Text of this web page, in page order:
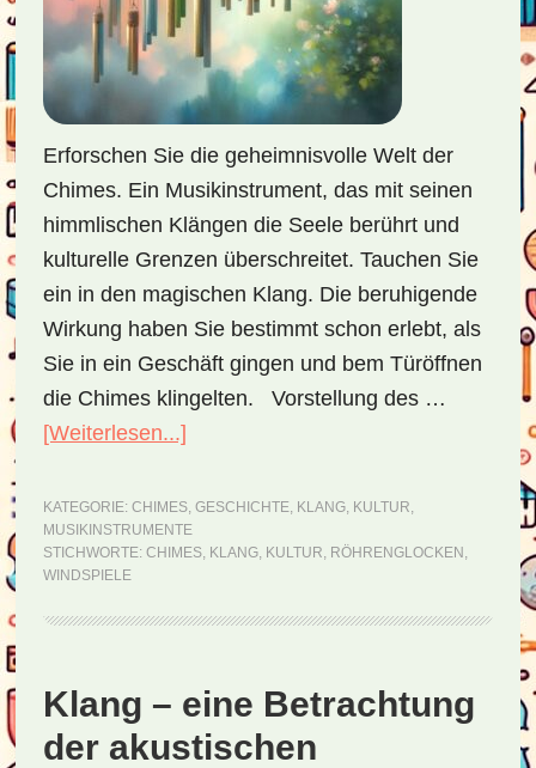
Erforschen Sie die geheimnisvolle Welt der
Chimes. Ein Musikinstrument, das mit seinen
himmlischen Klängen die Seele berührt und
kulturelle Grenzen überschreitet. Tauchen Sie
ein in den magischen Klang. Die beruhigende
Wirkung haben Sie bestimmt schon erlebt, als
Sie in ein Geschäft gingen und bem Türöffnen
die Chimes klingelten. Vorstellung des …
[Weiterlesen...]
ein
Fenster
Klänge
KATEGORIE: CHIMES, GESCHICHTE, KLANG, KULTUR,
MUSIKINSTRUMENTE
STICHWORTE: CHIMES, KLANG, KULTUR, RÖHRENGLOCKEN ,
WINDSPIELE
Klang – eine Betrachtung
der akustischen